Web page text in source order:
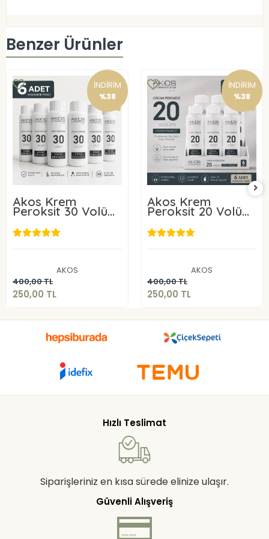
Benzer Ürünler
İNDİRİM
%38
Akos Krem
Peroksit 30 Volüm
%9 60ML-10 Adet
AKOS
400,00 TL
250,00 TL
Sepete Ekle
İNDİRİM
%38
Akos Krem
Peroksit 20 Volüm
%6 60ML-10 Adet
AKOS
400,00 TL
250,00 TL
Sepete Ekle
Hızlı Teslimat
Siparişleriniz en kısa sürede elinize ulaşır.
Güvenli Alışveriş